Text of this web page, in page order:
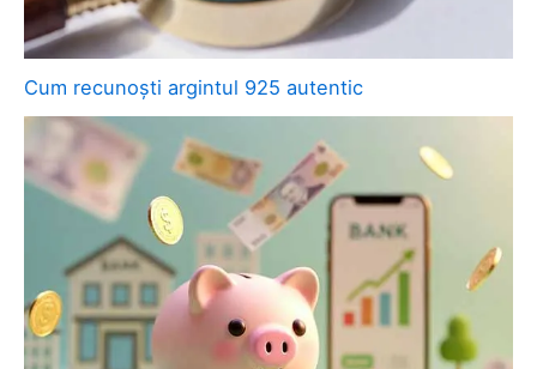
Cum recunoști argintul 925 autentic